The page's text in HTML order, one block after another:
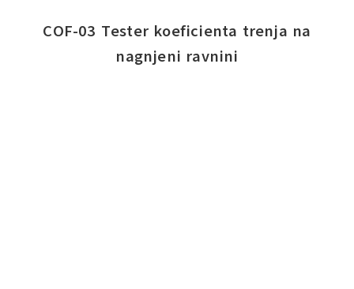
COF-03 Tester koeficienta trenja na
nagnjeni ravnini